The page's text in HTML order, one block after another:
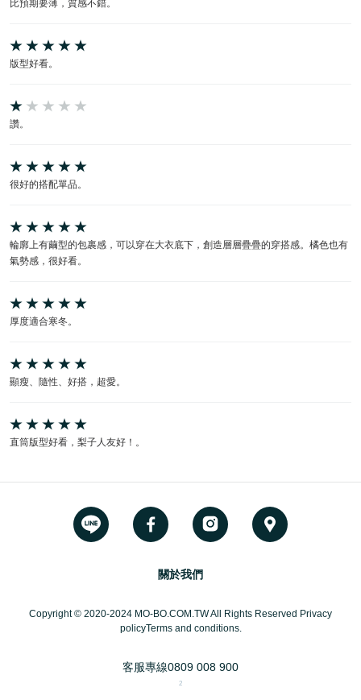
比預期要薄，質感不錯。
版型好看。
讚。
很好的搭配單品。
輪廓上有繭型的包裹感，可以穿在大衣底下，創造層層疊疊的穿搭感。橘色也有
氣勢感，很好看。
厚度適合寒冬。
顯瘦、隨性、好搭，超愛。
直筒版型好看，梨子人友好！。
關於我們
Copyright © 2020-2024 MO-BO.COM.TW All Rights Reserved Privacy
policyTerms and conditions.
客服專線0809 008 900
2